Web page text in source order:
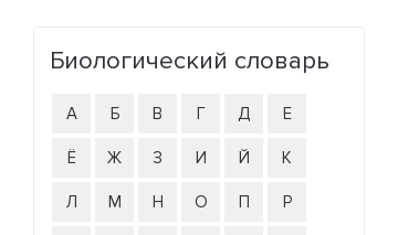
Биологический словарь
А Б В Г Д Е
Ё Ж З И Й К
Л М Н О П Р